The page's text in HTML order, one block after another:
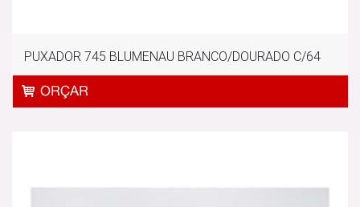
PUXADOR 745 BLUMENAU BRANCO/DOURADO C/64